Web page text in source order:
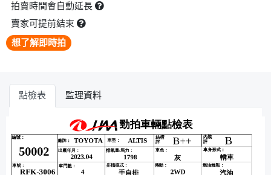
拍賣時間會自動延長
賣家可提前結束
想了解即時拍
點檢表 監理資料